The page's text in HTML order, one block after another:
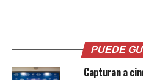
Me gusta esto:
PUEDE
Capturan a